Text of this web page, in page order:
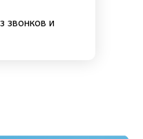
звонков и